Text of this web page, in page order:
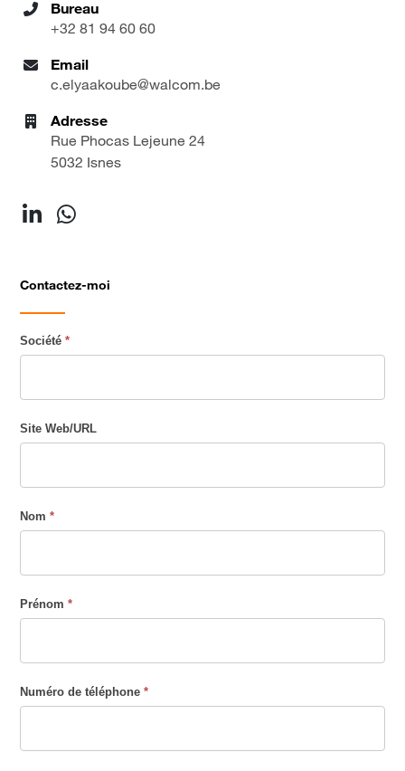
Bureau
+32 81 94 60 60
Email
c.elyaakoube@walcom.be
Adresse
Rue Phocas Lejeune 24
5032 Isnes
Contactez-moi
Société*
Site Web/URL
Nom*
Prénom*
Numéro de téléphone*